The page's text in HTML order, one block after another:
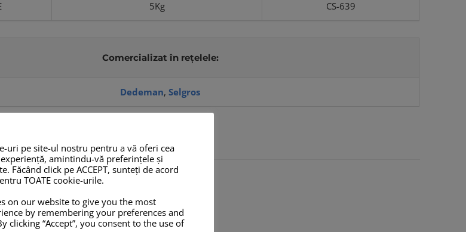
5Kg CS-639
Comercializat în rețelele:
Dedeman,Selgros
uri pe site-ul nostru pentru a vă oferi cea
amintindu-vă preferințele și
Făcând click pe ACCEPT, sunteți de acord
TOATE cookie-urile.
on our website to give you the most
by remembering your preferences and
clicking “Accept”, you consent to the use of